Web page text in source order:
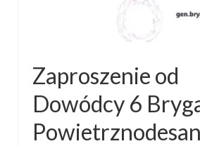
Zaproszenie od
Dowódcy 6